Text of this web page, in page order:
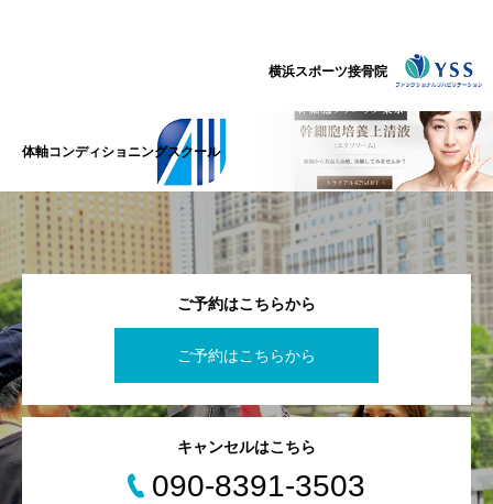
横浜スポーツ接骨院
体軸コンディショニングスクール
ご予約はこちらから
ご予約はこちらから
キャンセルはこちら
090-8391-3503